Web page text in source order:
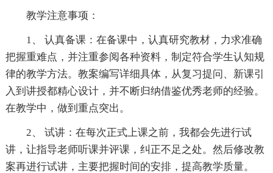
教学注意事项：
1、 认真备课：在备课中，认真研究教材，力求准确
把握重难点，并注重参阅各种资料，制定符合学生认知规
律的教学方法。教案编写详细具体，从复习提问、新课引
入到讲授都精心设计，并不断归纳借鉴优秀老师的经验。
在教学中，做到重点突出。
2、 试讲：在每次正式上课之前，我都会先进行试
讲，让指导老师听课并评课，纠正不足之处。然后修改教
案再进行试讲，主要把握时间的安排，提高教学质量。